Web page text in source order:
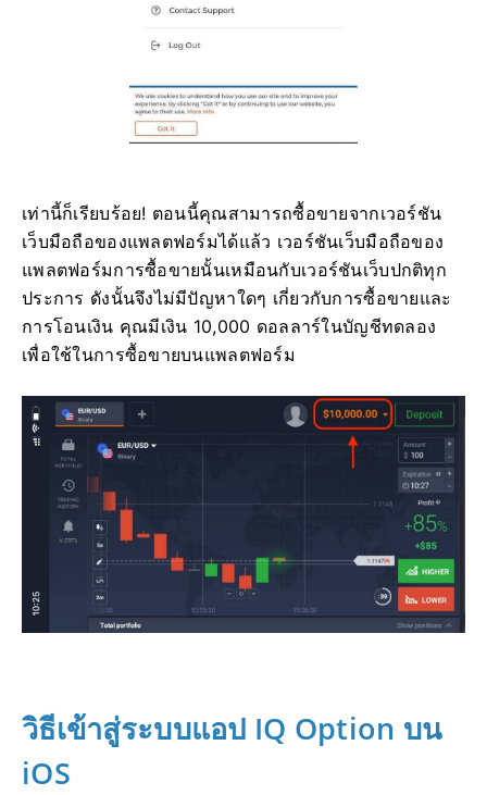
เท่านี้ก็เรียบร้อย! ตอนนี้คุณสามารถซื้อขายจากเวอร์ชัน
เว็บมือถือของแพลตฟอร์มได้แล้ว เวอร์ชันเว็บมือถือของ
แพลตฟอร์มการซื้อขายนั้นเหมือนกับเวอร์ชันเว็บปกติทุก
ประการ ดังนั้นจึงไม่มีปัญหาใดๆ เกี่ยวกับการซื้อขายและ
การโอนเงิน คุณมีเงิน 10,000 ดอลลาร์ในบัญชีทดลอง
เพื่อใช้ในการซื้อขายบนแพลตฟอร์ม
วิธีเข้าสู่ระบบแอป IQ Option บน
iOS